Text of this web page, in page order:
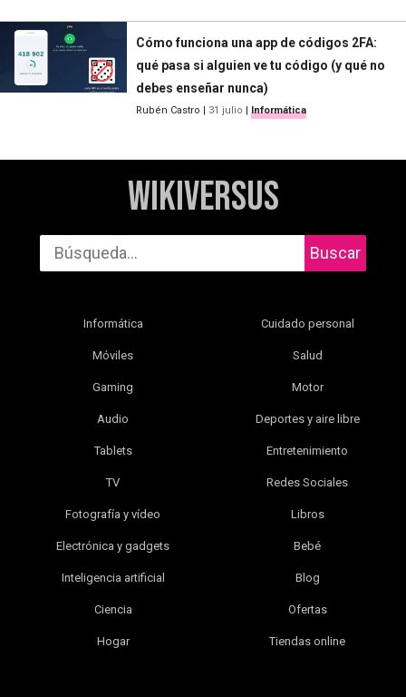
Cómo funciona una app de códigos 2FA:
qué pasa si alguien ve tu código (y qué no
debes enseñar nunca)
Rubén Castro | 31 julio | Informática
WikiVersus
Buscar
Informática
Móviles
Gaming
Audio
Tablets
TV
Fotografía y vídeo
Electrónica y gadgets
Inteligencia artificial
Ciencia
Hogar
Cuidado personal
Salud
Motor
Deportes y aire libre
Entretenimiento
Redes Sociales
Libros
Bebé
Blog
Ofertas
Tiendas online